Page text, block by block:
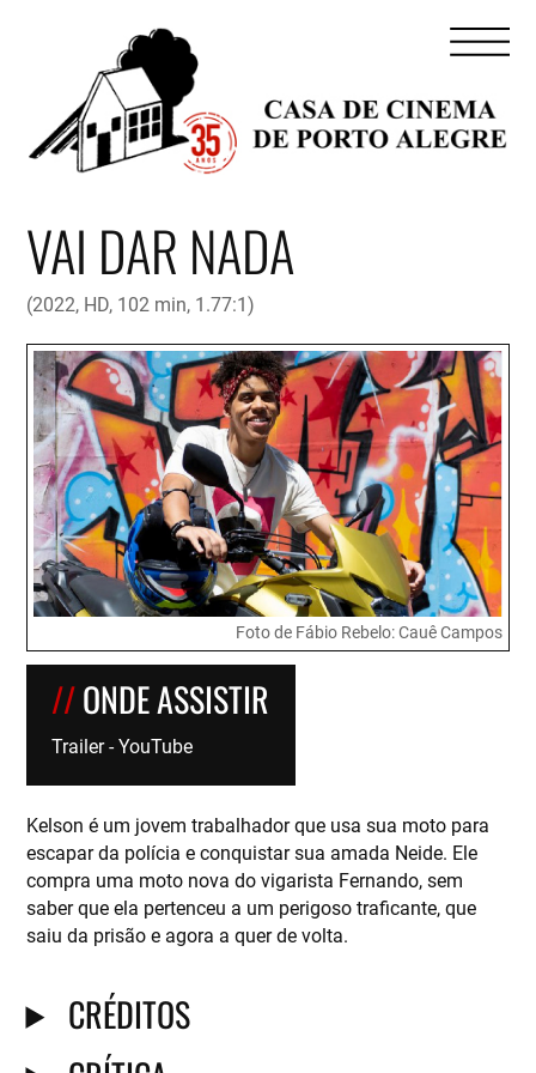
VAI DAR NADA
(2022, HD, 102 min, 1.77:1)
Foto de Fábio Rebelo: Cauê Campos
ONDE ASSISTIR
Trailer - YouTube
Kelson é um jovem trabalhador que usa sua moto para
escapar da polícia e conquistar sua amada Neide. Ele
compra uma moto nova do vigarista Fernando, sem
saber que ela pertenceu a um perigoso traficante, que
saiu da prisão e agora a quer de volta.
CRÉDITOS